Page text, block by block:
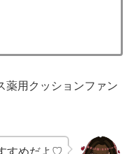
薬用クッションファン
すめだよ♡